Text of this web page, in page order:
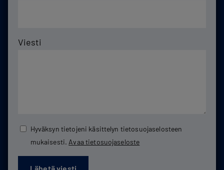
Viesti
Hyväksyn tietojeni käsittelyn tietosuojaselosteen
mukaisesti. Avaa tietosuojaseloste